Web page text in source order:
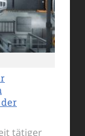
tätiger